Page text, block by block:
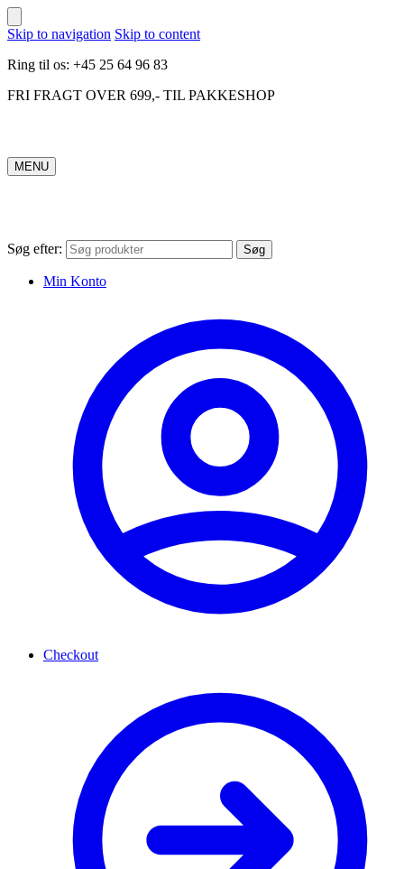
Skip to navigation Skip to content
Ring til os: +45 25 64 96 83
FRI FRAGT OVER 699,- TIL PAKKESHOP
MENU
Søg efter: Søg
Min Konto
Checkout